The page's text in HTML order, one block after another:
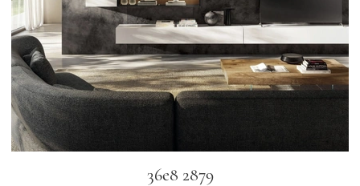
36e8 2879